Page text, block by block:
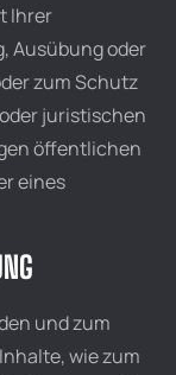
Ihrer
Ausübung oder
zum Schutz
juristischen
öffentlichen
eines
und zum
wie zum